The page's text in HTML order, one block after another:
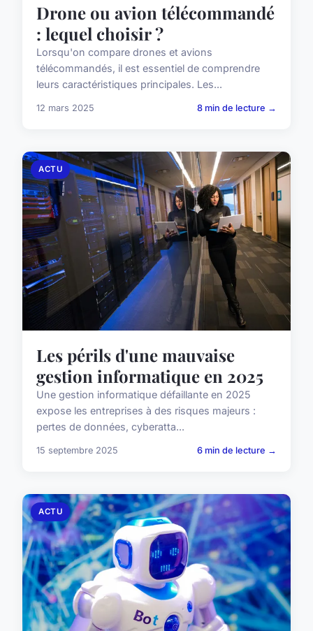
Drone ou avion télécommandé
: lequel choisir ?
Lorsqu'on compare drones et avions
télécommandés, il est essentiel de comprendre
leurs caractéristiques principales. Les...
12 mars 2025 8 min de lecture →
ACTU
Les périls d'une mauvaise
gestion informatique en 2025
Une gestion informatique défaillante en 2025
expose les entreprises à des risques majeurs :
pertes de données, cyberatta...
15 septembre 2025 6 min de lecture →
ACTU